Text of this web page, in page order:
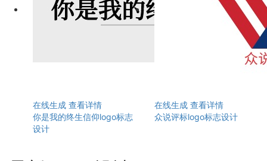
在线生成 查看详情
你是我的终生信仰logo标志
设计
在线生成 查看详情
众说评标logo标志设计